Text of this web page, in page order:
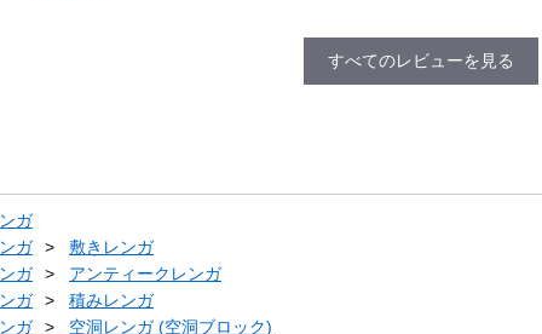
すべてのレビューを見る
ガ
ガ
敷きレンガ
ガ
アンティークレンガ
ガ
積みレンガ
ガ
空洞レンガ (空洞ブロック)